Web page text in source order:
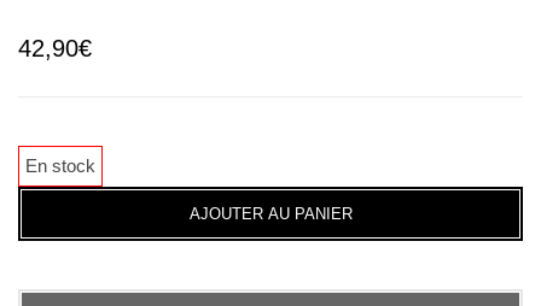
42,90€
En stock
AJOUTER AU PANIER